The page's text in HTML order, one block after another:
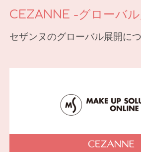
CEZANNE -グローバ
セザンヌのグローバル展開に